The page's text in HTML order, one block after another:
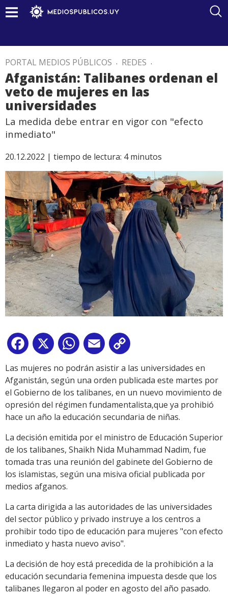
PORTAL MEDIOS PÚBLICOS . REDES .
Afganistán: Talibanes ordenan el
veto de mujeres en las
universidades
La medida debe entrar en vigor con "efecto
inmediato"
20.12.2022 | tiempo de lectura: 4 minutos
Facebook
X WhatsApp
Email
Link
Las mujeres no podrán asistir a las universidades en
Afganistán, según una orden publicada este martes por
el Gobierno de los talibanes, en un nuevo movimiento de
opresión del régimen fundamentalista,que ya prohibió
hace un año la educación secundaria de niñas.
La decisión emitida por el ministro de Educación Superior
de los talibanes, Shaikh Nida Muhammad Nadim, fue
tomada tras una reunión del gabinete del Gobierno de
los islamistas, según una misiva oficial publicada por
medios afganos.
La carta dirigida a las autoridades de las universidades
del sector público y privado instruye a los centros a
prohibir todo tipo de educación para mujeres "con efecto
inmediato y hasta nuevo aviso".
La decisión de hoy está precedida de la prohibición a la
educación secundaria femenina impuesta desde que los
talibanes llegaron al poder en agosto del año pasado.